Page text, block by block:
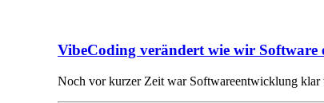
VibeCoding verändert wie wir Software
Noch vor kurzer Zeit war Softwareentwicklung